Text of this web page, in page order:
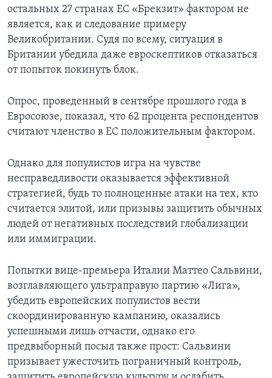
остальных 27 странах ЕС «Брекзит» фактором не
является, как и следование примеру
Великобритании. Судя по всему, ситуация в
Британии убедила даже евроскептиков отказаться
от попыток покинуть блок.
Опрос, проведенный в сентябре прошлого года в
Евросоюзе, показал, что 62 процента респондентов
считают членство в ЕС положительным фактором.
Однако для популистов игра на чувстве
несправедливости оказывается эффективной
стратегией, будь то полноценные атаки на тех, кто
считается элитой, или призывы защитить обычных
людей от негативных последствий глобализации
или иммиграции.
Попытки вице-премьера Италии Маттео Сальвини,
возглавляющего ультраправую партию «Лига»,
убедить европейских популистов вести
скоординированную кампанию, оказались
успешными лишь отчасти, однако его
предвыборный посыл также прост: Сальвини
призывает ужесточить пограничный контроль,